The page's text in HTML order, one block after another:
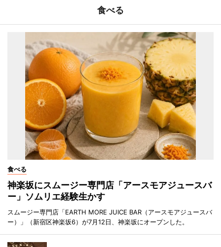
食べる
食べる
神楽坂にスムージー専門店「アースモアジュースバ
ー」ソムリエ経験生かす
スムージー専門店「EARTH MORE JUICE BAR（アースモアジュースバ
ー）」（新宿区神楽坂6）が7月12日、神楽坂にオープンした。